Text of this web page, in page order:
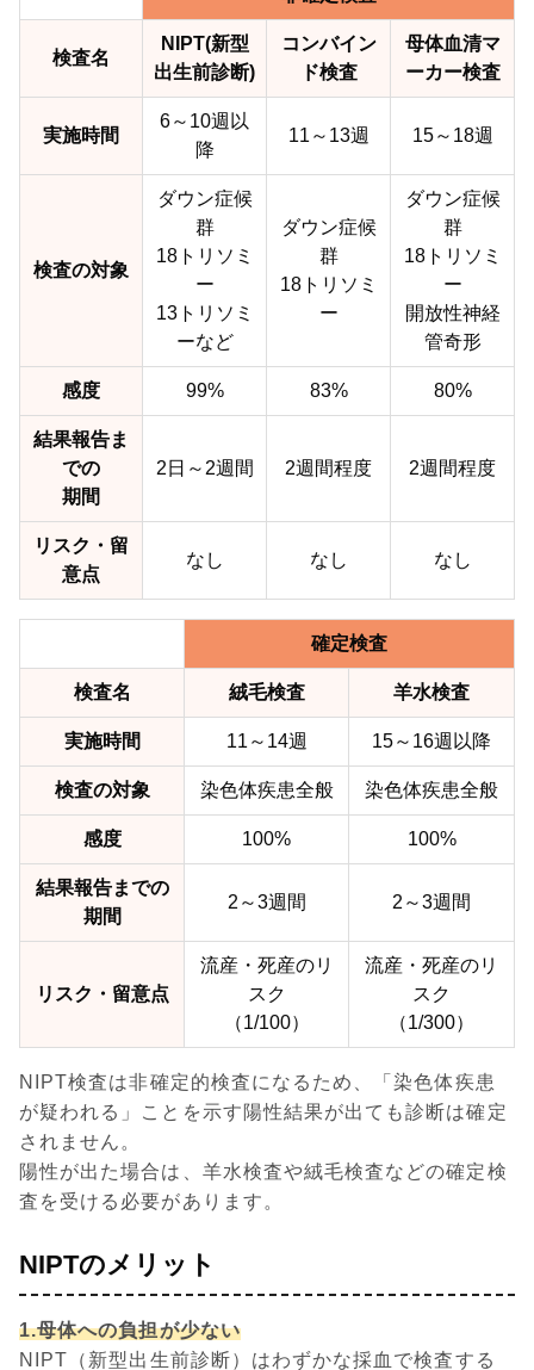
検査名
NIPT(新型
出生前診断)
コンバイン
ド検査
母体血清マ
ーカー検査
実施時間
6～10週以
降
11～13週 15～18週
検査の対象
ダウン症候
群
18トリソミ
ー
13トリソミ
ーなど
ダウン症候
群
18トリソミ
ー
ダウン症候
群
18トリソミ
ー
開放性神経
管奇形
感度 99% 83% 80%
結果報告ま
での
期間
2日～2週間 2週間程度 2週間程度
リスク・留
意点
なし なし なし
確定検査
検査名 絨毛検査 羊水検査
実施時間 11～14週 15～16週以降
検査の対象 染色体疾患全般 染色体疾患全般
感度 100% 100%
結果報告までの
期間
2～3週間 2～3週間
リスク・留意点
流産・死産のリ
スク
（1/100）
流産・死産のリ
スク
（1/300）
NIPT検査は非確定的検査になるため、「染色体疾患
が疑われる」ことを示す陽性結果が出ても診断は確定
されません。
陽性が出た場合は、羊水検査や絨毛検査などの確定検
査を受ける必要があります。
NIPTのメリット
1.母体への負担が少ない
NIPT（新型出生前診断）はわずかな採血で検査する